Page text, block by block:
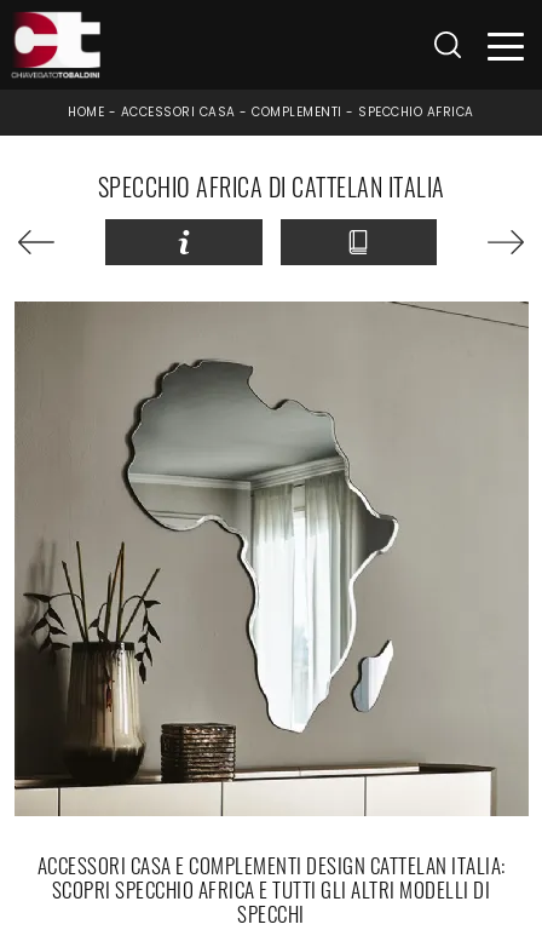
HOME - ACCESSORI CASA -COMPLEMENTI - SPECCHIO AFRICA
SPECCHIO AFRICA DI CATTELAN ITALIA
ACCESSORI CASA E COMPLEMENTI DESIGN CATTELAN ITALIA:
SCOPRI SPECCHIO AFRICA E TUTTI GLI ALTRI MODELLI DI
SPECCHI